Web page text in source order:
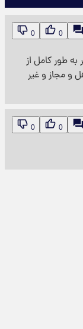
0
0
به طور کامل از
و مجاز و غیر
0
0